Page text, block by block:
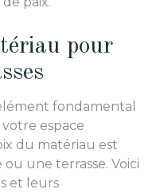
pour
fondamental
espace
du matériau est
une terrasse. Voici
et leurs